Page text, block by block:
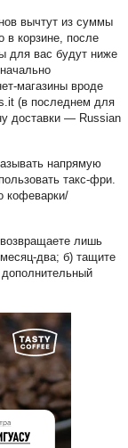
вычтут из суммы
в корзине, после
для вас будут ниже
магазины вроде
(в последнем для
доставки — Russian
напрямую
такс-фри.
кофеварки/
лишь
два; б) тащите